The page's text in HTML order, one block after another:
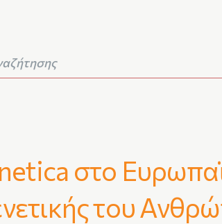
στο
του